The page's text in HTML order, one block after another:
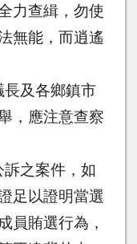
力查緝，勿使
無能，而逍遙
長及各鄉鎮市
，應注意查察
之案件，如
足以證明當選
員賄選行為，